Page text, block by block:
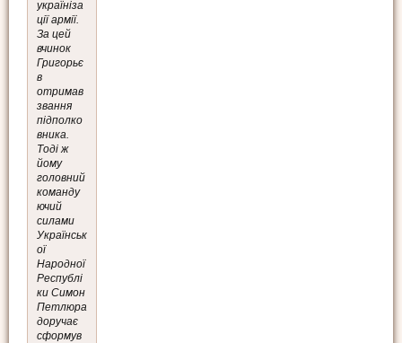
україніза
ції армії.
За цей
вчинок
Григорьє
в
отримав
звання
підполко
вника.
Тоді ж
йому
головний
команду
ючий
силами
Українськ
ої
Народної
Республі
ки Симон
Петлюра
доручає
сформув